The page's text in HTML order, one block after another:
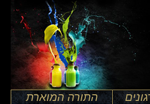
התורה המוארת